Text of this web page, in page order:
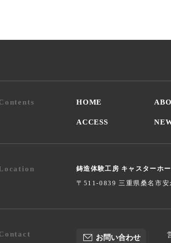
HOME
ACCESS
鋳造体験工房 キャスターホ
〒511-0839 三重県桑名市
お問い合わせ